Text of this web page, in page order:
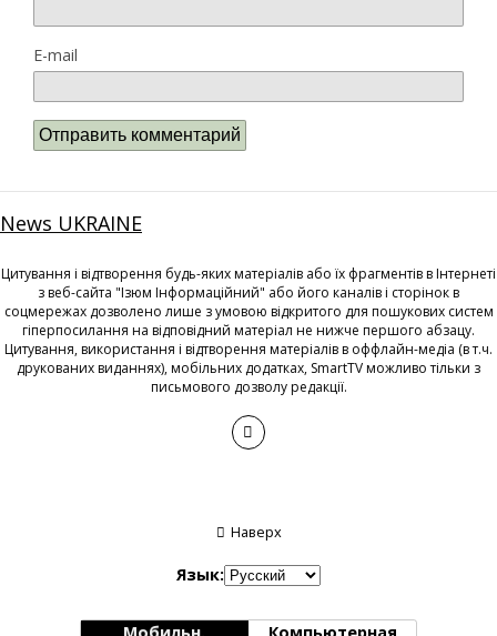
E-mail
News UKRAINE
Цитування і відтворення будь-яких матеріалів або їх фрагментів в Інтернеті
з веб-сайта "Ізюм Інформаційний" або його каналів і сторінок в
соцмережах дозволено лише з умовою відкритого для пошукових систем
гіперпосилання на відповідний матеріал не нижче першого абзацу.
Цитування, використання і відтворення матеріалів в оффлайн-медіа (в т.ч.
друкованих виданнях), мобільних додатках, SmartTV можливо тільки з
письмового дозволу редакції.
Наверх
Язык: